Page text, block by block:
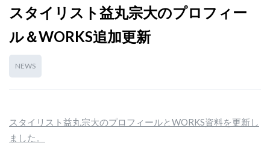
スタイリスト益丸宗大のプロフィー
ル＆WORKS追加更新
NEWS
スタイリスト益丸宗大のプロフィールとWORKS資料を更新し
ました。